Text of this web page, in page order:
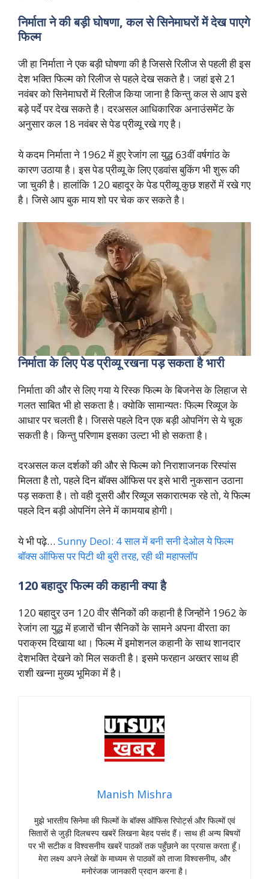
निर्माता ने की बड़ी घोषणा, कल से सिनेमाघरों में देख पाएगे
फिल्म
जी हा निर्माता ने एक बड़ी घोषणा की है जिससे रिलीज से पहली ही इस
देश भक्ति फिल्म को रिलीज से पहले देख सकते है। जहां इसे 21
नवंबर को सिनेमाघरों में रिलीज किया जाना है किन्तु कल से आप इसे
बड़े पर्दे पर देख सकते है। दरअसल आधिकारिक अनाउंसमेंट के
अनुसार कल 18 नवंबर से पेड प्रीव्यू रखे गए है।
ये कदम निर्माता ने 1962 में हुए रेजांग ला युद्ध 63वीं वर्षगांठ के
कारण उठाया है। इस पेड प्रीव्यू के लिए एडवांस बुकिंग भी शुरू की
जा चुकी है। हालांकि 120 बहादूर के पेड प्रीव्यू कुछ शहरों में रखे गए
है। जिसे आप बुक माय शो पर चेक कर सकते है।
निर्माता के लिए पेड प्रीव्यू रखना पड़ सकता है भारी
निर्माता की और से लिए गया ये रिस्क फिल्म के बिजनेस के लिहाज से
गलत साबित भी हो सकता है। क्योकि सामान्यतः फिल्म रिव्यूज के
आधार पर चलती है। जिससे पहले दिन एक बड़ी ओपनिंग से ये चूक
सकती है। किन्तु परिणाम इसका उल्टा भी हो सकता है।
दरअसल कल दर्शकों की और से फिल्म को निराशाजनक रिस्पांस
मिलता है तो, पहले दिन बॉक्स ऑफिस पर इसे भारी नुकसान उठाना
पड़ सकता है। तो वही दूसरी और रिव्यूज सकारात्मक रहे तो, ये फिल्म
पहले दिन बड़ी ओपनिंग लेने में कामयाब होगी।
ये भी पढ़े… Sunny Deol: 4 साल में बनी सनी देओल ये फ‍िल्म
बॉक्स ऑफिस पर पिटी थी बुरी तरह, रही थी महाफ्लॉप
120 बहादुर फिल्म की कहानी क्या है
120 बहादुर उन 120 वीर सैनिकों की कहानी है जिन्होंने 1962 के
रेजांग ला युद्ध में हजारों चीन सैनिकों के सामने अपना वीरता का
पराक्रम दिखाया था। फिल्म में इमोशनल कहानी के साथ शानदार
देशभक्ति देखने को मिल सकती है। इसमे फरहान अख्तर साथ ही
राशी खन्ना मुख्य भूमिका में है।
Manish Mishra
मुझे भारतीय सिनेमा की फिल्मों के बॉक्स ऑफिस रिपोर्ट्स और फिल्मों एवं
सितारों से जुड़ी दिलचस्प खबरें लिखना बेहद पसंद हैं। साथ ही अन्य बिषयों
पर भी सटीक व विश्वसनीय खबरें पाठकों तक पहुँछाने का प्रयास करता हूँ।
मेरा लक्ष्य अपने लेखों के माध्यम से पाठकों को ताजा विश्वसनीय, और
मनोरंजक जानकारी प्रदान करना है।